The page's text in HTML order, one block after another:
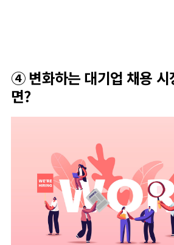
④변화하는 대기업 채용
면?